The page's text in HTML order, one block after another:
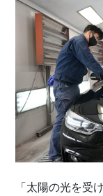
「太陽の光を受